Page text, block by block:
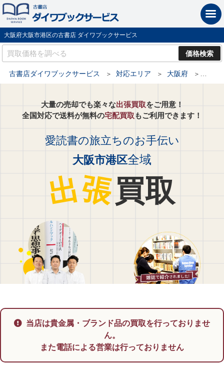
大阪府大阪市港区の古書店 ダイワブックサービス
古書店ダイワブックサービス 対応エリア 大阪府
大量の売却でも楽々な出張買取をご用意！
全国対応で送料が無料の宅配買取もご利用できます！
愛読書の旅立ちのお手伝い
大阪市港区全域
出張買取
当店は貴金属・ブランド品の買取を行っておりませ
ん。
また電話による営業は行っておりません